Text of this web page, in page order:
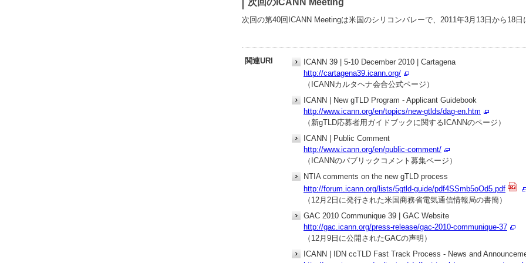
次回の第40回ICANN Meetingは米国のシリコンバレーで、2011年3月13日から18日
関連URI
ICANN 39 | 5-10 December 2010 | Cartagena
http://cartagena39.icann.org/
（ICANNカルタヘナ会合公式ページ）
ICANN | New gTLD Program - Applicant Guidebook
http://www.icann.org/en/topics/new-gtlds/dag-en.htm
（新gTLD応募者用ガイドブックに関するICANNのページ）
ICANN | Public Comment
http://www.icann.org/en/public-comment/
（ICANNのパブリックコメント募集ページ）
NTIA comments on the new gTLD process
http://forum.icann.org/lists/5gtld-guide/pdf4SSmb5oOd5.pdf
（12月2日に発行された米国商務省電気通信情報局の書簡）
GAC 2010 Communique 39 | GAC Website
http://gac.icann.org/press-release/gac-2010-communique-37
（12月9日に公開されたGACの声明）
ICANN | IDN ccTLD Fast Track Process - News and